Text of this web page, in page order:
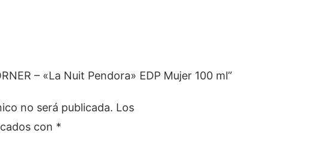
– «La Nuit Pendora» EDP Mujer 100 ml”
no será publicada. Los
con *